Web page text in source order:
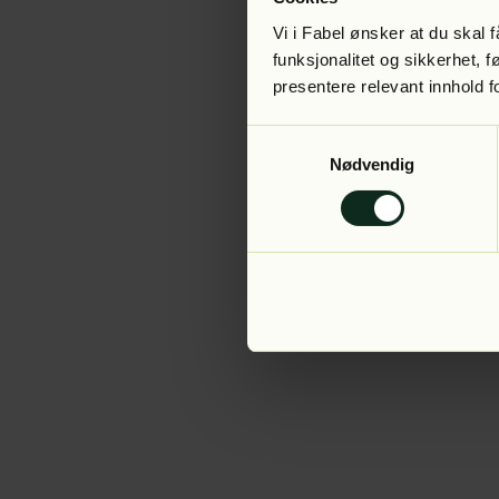
Vi i Fabel ønsker at du skal
funksjonalitet og sikkerhet,
presentere relevant innhold
Nødvendig
Application